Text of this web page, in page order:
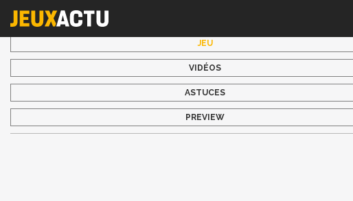
JEU
VIDÉOS
ASTUCES
PREVIEW